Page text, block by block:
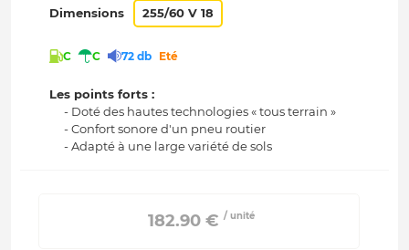
Dimensions 255/60 V 18
C C 72 db Eté
Les points forts :
- Doté des hautes technologies « tous terrain »
- Confort sonore d'un pneu routier
- Adapté à une large variété de sols
182.90 € / unité